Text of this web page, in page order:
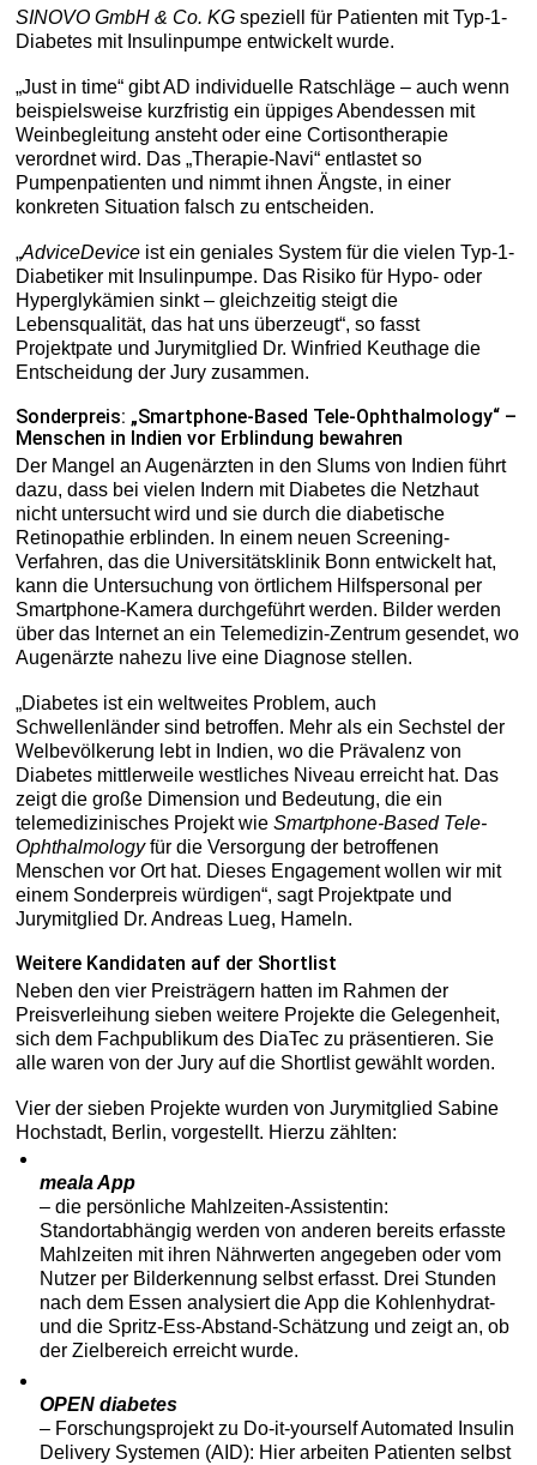
SINOVO GmbH & Co. KG speziell für Patienten mit Typ-1-
Diabetes mit Insulinpumpe entwickelt wurde.
„Just in time“ gibt AD individuelle Ratschläge – auch wenn
beispielsweise kurzfristig ein üppiges Abendessen mit
Weinbegleitung ansteht oder eine Cortisontherapie
verordnet wird. Das „Therapie-Navi“ entlastet so
Pumpenpatienten und nimmt ihnen Ängste, in einer
konkreten Situation falsch zu entscheiden.
„AdviceDevice ist ein geniales System für die vielen Typ-1-
Diabetiker mit Insulinpumpe. Das Risiko für Hypo- oder
Hyperglykämien sinkt – gleichzeitig steigt die
Lebensqualität, das hat uns überzeugt“, so fasst
Projektpate und Jurymitglied Dr. Winfried Keuthage die
Entscheidung der Jury zusammen.
Sonderpreis: „Smartphone-Based Tele-Ophthalmology“ –
Menschen in Indien vor Erblindung bewahren
Der Mangel an Augenärzten in den Slums von Indien führt
dazu, dass bei vielen Indern mit Diabetes die Netzhaut
nicht untersucht wird und sie durch die diabetische
Retinopathie erblinden. In einem neuen Screening-
Verfahren, das die Universitätsklinik Bonn entwickelt hat,
kann die Untersuchung von örtlichem Hilfspersonal per
Smartphone-Kamera durchgeführt werden. Bilder werden
über das Internet an ein Telemedizin-Zentrum gesendet, wo
Augenärzte nahezu live eine Diagnose stellen.
„Diabetes ist ein weltweites Problem, auch
Schwellenländer sind betroffen. Mehr als ein Sechstel der
Welbevölkerung lebt in Indien, wo die Prävalenz von
Diabetes mittlerweile westliches Niveau erreicht hat. Das
zeigt die große Dimension und Bedeutung, die ein
telemedizinisches Projekt wieSmartphone-Based Tele-
Ophthalmologyfür die Versorgung der betroffenen
Menschen vor Ort hat. Dieses Engagement wollen wir mit
einem Sonderpreis würdigen“, sagt Projektpate und
Jurymitglied Dr. Andreas Lueg, Hameln.
Weitere Kandidaten auf der Shortlist
Neben den vier Preisträgern hatten im Rahmen der
Preisverleihung sieben weitere Projekte die Gelegenheit,
sich dem Fachpublikum des DiaTec zu präsentieren. Sie
alle waren von der Jury auf die Shortlist gewählt worden.
Vier der sieben Projekte wurden von Jurymitglied Sabine
Hochstadt, Berlin, vorgestellt. Hierzu zählten:
meala App
– die persönliche Mahlzeiten-Assistentin:
Standortabhängig werden von anderen bereits erfasste
Mahlzeiten mit ihren Nährwerten angegeben oder vom
Nutzer per Bilderkennung selbst erfasst. Drei Stunden
nach dem Essen analysiert die App die Kohlenhydrat-
und die Spritz-Ess-Abstand-Schätzung und zeigt an, ob
der Zielbereich erreicht wurde.
OPEN diabetes
– Forschungsprojekt zu Do-it-yourself Automated Insulin
Delivery Systemen (AID): Hier arbeiten Patienten selbst